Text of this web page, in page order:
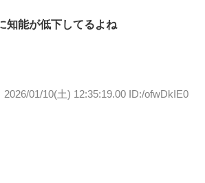
知能が低下してるよね
2026/01/10(土) 12:35:19.00 ID:/ofwDkIE0